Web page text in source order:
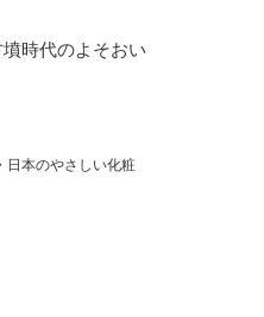
時代のよそおい
日本のやさしい化粧